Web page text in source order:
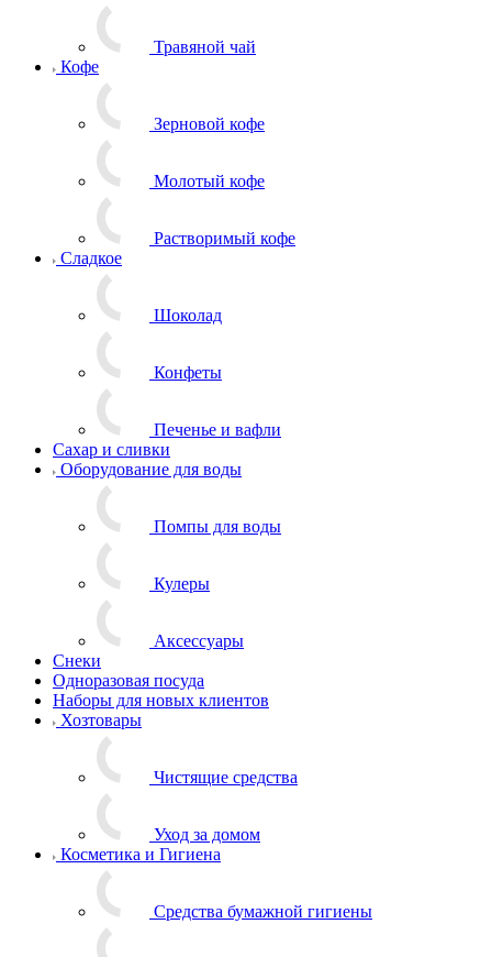
Травяной чай
Кофе
Зерновой кофе
Молотый кофе
Растворимый кофе
Сладкое
Шоколад
Конфеты
Печенье и вафли
Сахар и сливки
Оборудование для воды
Помпы для воды
Кулеры
Аксессуары
Снеки
Одноразовая посуда
Наборы для новых клиентов
Хозтовары
Чистящие средства
Уход за домом
Косметика и Гигиена
Средства бумажной гигиены